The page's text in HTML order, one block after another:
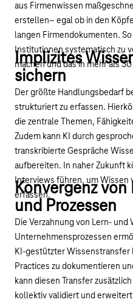
aus Firmenwissen
erstellen– egal ob in den
langen Firmendokumenten.
Institutionen systematisch zu
machen und das in mehr als
Implizites
sichern
Der größte Handlungsbedarf
strukturiert zu erfassen.
die zentrale Themen,
Zudem kann KI durch
transkribierte Gespräche
aufbereiten. In naher Zukunft
Interviews führen, um Wissen
erfassen.
Konvergenz von
und Prozessen
Die Verzahnung von Lern-
Unternehmensprozessen
KI-gestützter Wissenstransfer
Practices zu dokumentieren
kann diesen Transfer
kollektiv validiert und